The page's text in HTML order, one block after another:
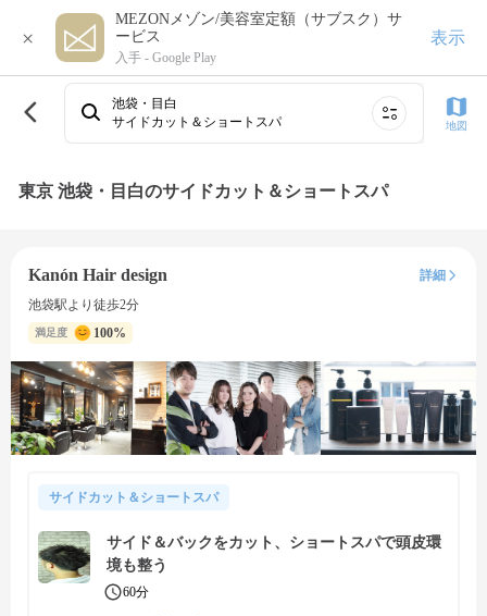
×
MEZONメゾン/美容室定額（サブスク）サ
ービス
入手 - Google Play
表示
池袋・目白
サイドカット＆ショートスパ
地図
東京 池袋・目白のサイドカット＆ショートスパ
Kanón Hair design
詳細
池袋駅より徒歩2分
満足度 100%
サイドカット＆ショートスパ
サイド＆バックをカット、ショートスパで頭皮環
境も整う
60分